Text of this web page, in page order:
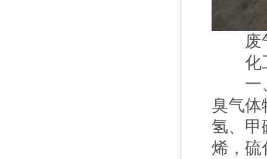
废气
化工
一、
臭气体
氢、甲
烯，硫